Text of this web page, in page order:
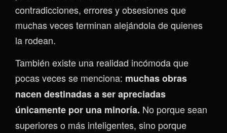
contradicciones, errores y obsesiones que
muchas veces terminan alejándola de quienes
la rodean.
También existe una realidad incómoda que
pocas veces se menciona: muchas obras
nacen destinadas a ser apreciadas
únicamente por una minoría. No porque sean
superiores o más inteligentes, sino porque